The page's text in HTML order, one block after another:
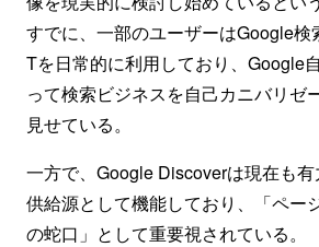
すでに、一部のユーザーはGoogle検
Tを日常的に利用しており、Google
って検索ビジネスを自己カニバリゼ
見せている。
一方で、Google Discoverは現在も
供給源として機能しており、「ペー
の蛇口」として重要視されている。